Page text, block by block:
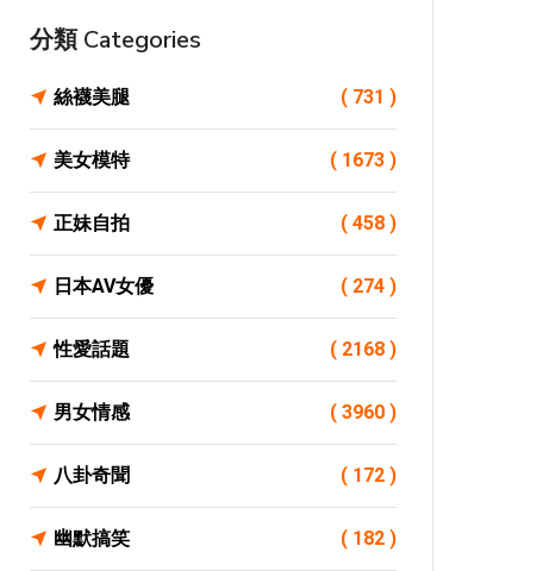
分類 Categories
絲襪美腿 ( 731 )
美女模特 ( 1673 )
正妹自拍 ( 458 )
日本AV女優 ( 274 )
性愛話題 ( 2168 )
男女情感 ( 3960 )
八卦奇聞 ( 172 )
幽默搞笑 ( 182 )